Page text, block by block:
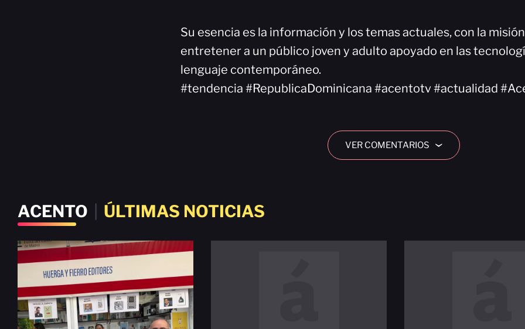
Su esencia es la información y los temas actuales, con la
entretener a un público joven y adulto apoyado en las
lenguaje contemporáneo.
#tendencia #RepublicaDominicana #acentotv #actualidad
VER COMENTARIOS ›
ACENTO ÚLTIMAS NOTICIAS